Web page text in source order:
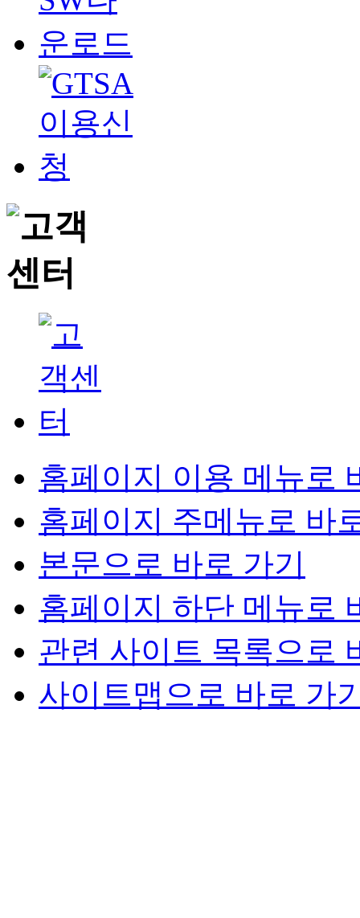
홈페이지 이용 메뉴로
홈페이지 주메뉴로 바
본문으로 바로 가기
홈페이지 하단 메뉴로
관련 사이트 목록으로
사이트맵으로 바로 가